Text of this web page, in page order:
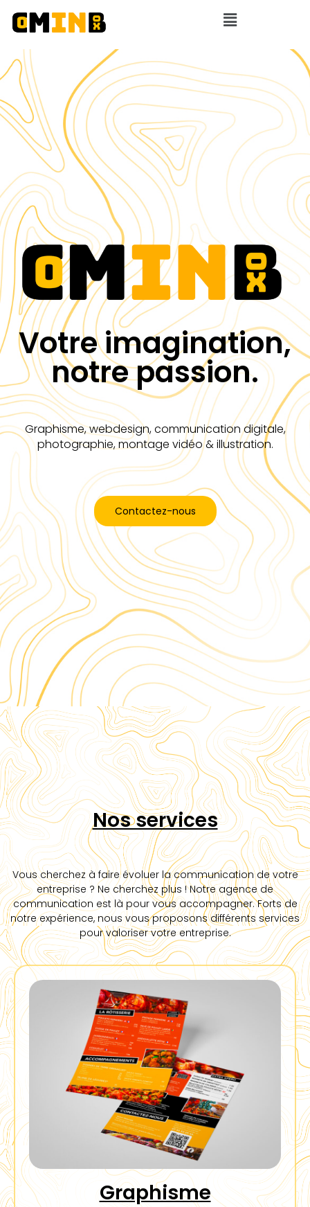
Votre imagination,
notre passion.
Graphisme, webdesign, communication digitale,
photographie, montage vidéo & illustration.
Contactez-nous
Nos services
Vous cherchez à faire évoluer la communication de votre
entreprise ? Ne cherchez plus ! Notre agence de
communication est là pour vous accompagner. Forts de
notre expérience, nous vous proposons différents services
pour valoriser votre entreprise.
Graphisme